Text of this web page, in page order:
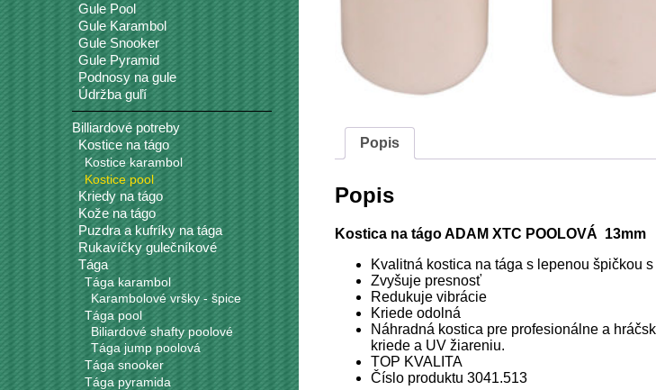
Popis
Popis
Kostica na tágo ADAM XTC POOLOVÁ 13mm
Kvalitná kostica na tága s lepenou špičkou
Zvyšuje presnosť
Redukuje vibrácie
Kriede odolná
Náhradná kostica pre profesionálne a
kriede a UV žiareniu.
TOP KVALITA
Číslo produktu 3041.513
Gule Pool
Gule Karambol
Gule Snooker
Gule Pyramid
Podnosy na gule
Údržba guľí
Billiardové potreby
Kostice na tágo
Kostice karambol
Kostice pool
Kriedy na tágo
Kože na tágo
Puzdra a kufríky na tága
Rukavíčky gulečníkové
Tága
Tága karambol
Karambolové vršky - špice
Tága pool
Biliardové shafty poolové
Tága jump poolová
Tága snooker
Tága pyramida